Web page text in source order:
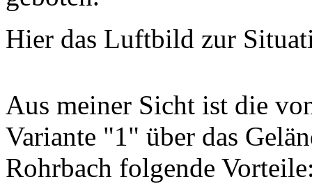
Hier das Luftbild zur
Aus meiner Sicht ist die
Variante "1" über das
Rohrbach folgende